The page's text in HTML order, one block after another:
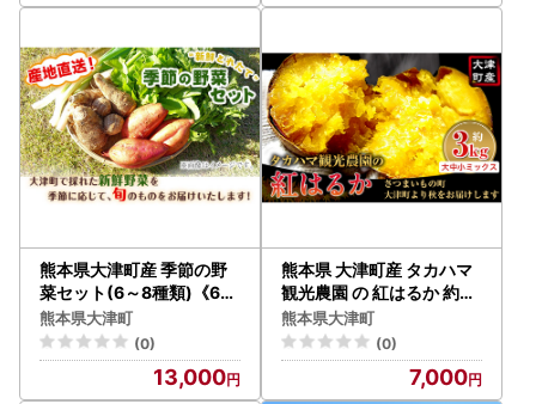
熊本県大津町産 季節の野
菜セット(6～8種類)《60
日以内に出荷予定(土日祝
除く)》野菜 冷蔵 JA菊池
大津中央支所 とれたて市
熊本県大津町
(0)
13,000
熊本県 大津町産 タカハマ
観光農園 の 紅はるか 約3k
g 大中小ミックス《30日
以内に出荷予定(土日祝除
く)》 さつまいも 芋 スイ
ートポテト 干し芋にも
熊本県大津町
(0)
7,000